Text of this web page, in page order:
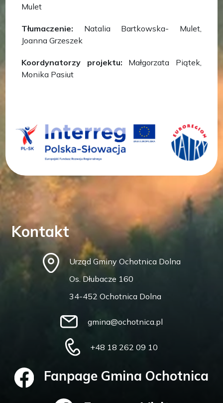
Mulet
Tłumaczenie: Natalia Bartkowska- Mulet,
Joanna Grzeszek
Koordynatorzy projektu: Małgorzata Piątek,
Monika Pasiut
Kontakt
Urząd Gminy Ochotnica Dolna
Os. Dłubacze 160
34-452 Ochotnica Dolna
gmina@ochotnica.pl
+48 18 262 09 10
Fanpage Gmina Ochotnica